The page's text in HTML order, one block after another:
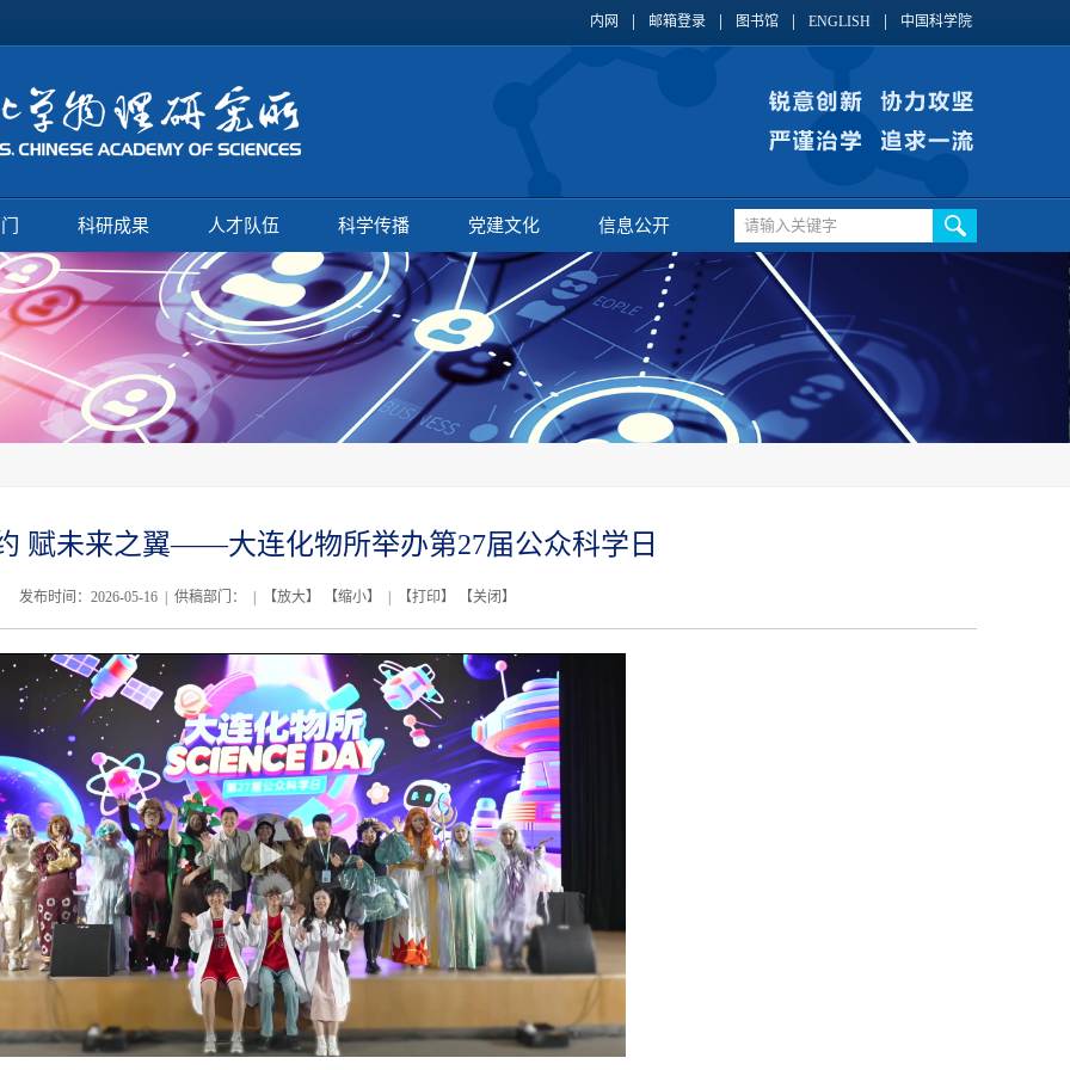
内网 邮箱登录 图书馆 ENGLISH 中国科学院
科研成果 人才队伍 科学传播 党建文化 信息公开
赋未来之翼——大连化物所举办第27届公众科学日
发布时间：2026-05-16 | 供稿部门： | 【放大】 【缩小】 | 【打印】 【关闭 】